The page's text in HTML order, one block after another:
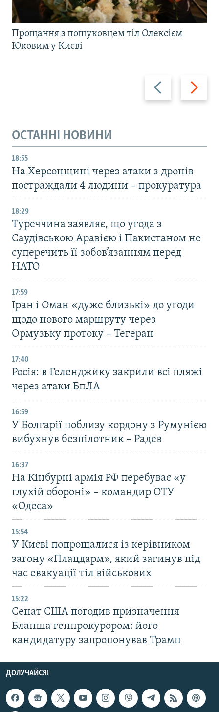
Назад Вперед
Прощання з пошуковцем тіл Олексієм
Юковим у Києві
ОСТАННІ НОВИНИ
18:55
На Херсонщині через атаки з дронів
постраждали 4 людини – прокуратура
18:29
Туреччина заявляє, що угода з
Саудівською Аравією і Пакистаном не
суперечить її зобов’язанням перед
НАТО
17:59
Іран і Оман «дуже близькі» до угоди
щодо нового маршруту через
Ормузьку протоку – Тегеран
17:40
Росія: в Геленджику закрили всі пляжі
через атаки БпЛА
16:59
У Болгарії поблизу кордону з Румунією
вибухнув безпілотник – Радев
16:37
На Кінбурні армія РФ перебуває «у
глухій обороні» – командир ОТУ
«Одеса»
15:54
У Києві попрощалися із керівником
загону «Плацдарм», який загинув під
час евакуації тіл військових
15:22
Сенат США погодив призначення
Бланша генпрокурором: його
кандидатуру запропонував Трамп
ДОЛУЧАЙСЯ!